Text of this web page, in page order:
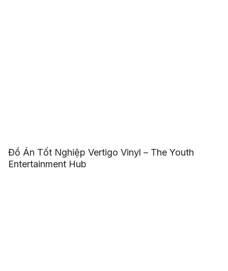
Đồ Án Tốt Nghiệp Vertigo Vinyl – The Youth
Entertainment Hub